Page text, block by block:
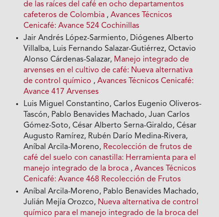
de las raíces del café en ocho departamentos
cafeteros de Colombia ,Avances Técnicos
Cenicafé: Avance 524 Cochinillas
Jair Andrés López-Sarmiento, Diógenes Alberto
Villalba, Luis Fernando Salazar-Gutiérrez, Octavio
Alonso Cárdenas-Salazar, Manejo integrado de
arvenses en el cultivo de café: Nueva alternativa
de control químico ,Avances Técnicos Cenicafé:
Avance 417 Arvenses
Luis Miguel Constantino, Carlos Eugenio Oliveros-
Tascón, Pablo Benavides Machado, Juan Carlos
Gómez-Soto, César Alberto Serna-Giraldo, César
Augusto Ramírez, Rubén Darío Medina-Rivera,
Aníbal Arcila-Moreno, Recolección de frutos de
café del suelo con canastilla: Herramienta para el
manejo integrado de la broca ,Avances Técnicos
Cenicafé: Avance 468 Recolección de Frutos
Aníbal Arcila-Moreno, Pablo Benavides Machado,
Julián Mejía Orozco, Nueva alternativa de control
químico para el manejo integrado de la broca del